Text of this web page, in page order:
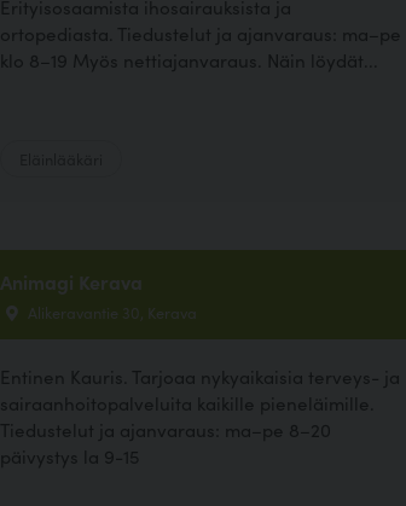
Erityisosaamista ihosairauksista ja
ortopediasta. Tiedustelut ja ajanvaraus: ma–pe
klo 8–19 Myös nettiajanvaraus. Näin löydät...
Animagi Kerava
Alikeravantie 30, Kerava
Entinen Kauris. Tarjoaa nykyaikaisia terveys- ja
sairaanhoitopalveluita kaikille pieneläimille.
Tiedustelut ja ajanvaraus: ma–pe 8–20
päivystys la 9-15